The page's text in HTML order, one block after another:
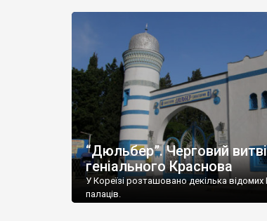
“Дюльбер”. Черговий
геніального Краснова
У Кореїзі розташовано декілька
палаців.